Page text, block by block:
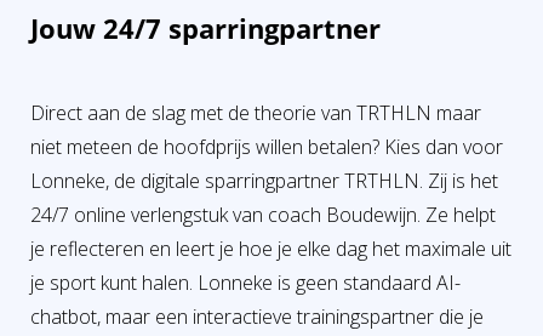
Jouw 24/7 sparringpartner
Direct aan de slag met de theorie van TRTHLN maar
niet meteen de hoofdprijs willen betalen? Kies dan voor
Lonneke, de digitale sparringpartner TRTHLN. Zij is het
24/7 online verlengstuk van coach Boudewijn. Ze helpt
je reflecteren en leert je hoe je elke dag het maximale uit
je sport kunt halen. Lonneke is geen standaard AI-
chatbot, maar een interactieve trainingspartner die je